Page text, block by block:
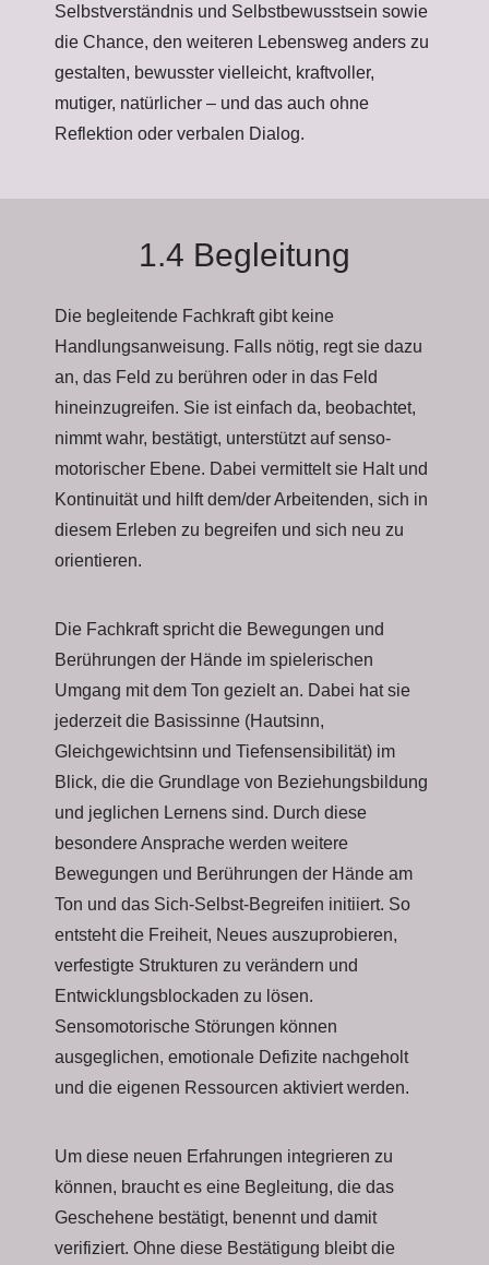
Selbstverständnis und Selbstbewusstsein sowie
die Chance, den weiteren Lebensweg anders zu
gestalten, bewusster vielleicht, kraftvoller,
mutiger, natürlicher – und das auch ohne
Reflektion oder verbalen Dialog.
1.4 Begleitung
Die begleitende Fachkraft gibt keine
Handlungsanweisung. Falls nötig, regt sie dazu
an, das Feld zu berühren oder in das Feld
hineinzugreifen. Sie ist einfach da, beobachtet,
nimmt wahr, bestätigt, unterstützt auf senso-
motorischer Ebene. Dabei vermittelt sie Halt und
Kontinuität und hilft dem/der Arbeitenden, sich in
diesem Erleben zu begreifen und sich neu zu
orientieren.
Die Fachkraft spricht die Bewegungen und
Berührungen der Hände im spielerischen
Umgang mit dem Ton gezielt an. Dabei hat sie
jederzeit die Basissinne (Hautsinn,
Gleichgewichtsinn und Tiefensensibilität) im
Blick, die die Grundlage von Beziehungsbildung
und jeglichen Lernens sind. Durch diese
besondere Ansprache werden weitere
Bewegungen und Berührungen der Hände am
Ton und das Sich-Selbst-Begreifen initiiert. So
entsteht die Freiheit, Neues auszuprobieren,
verfestigte Strukturen zu verändern und
Entwicklungsblockaden zu lösen.
Sensomotorische Störungen können
ausgeglichen, emotionale Defizite nachgeholt
und die eigenen Ressourcen aktiviert werden.
Um diese neuen Erfahrungen integrieren zu
können, braucht es eine Begleitung, die das
Geschehene bestätigt, benennt und damit
verifiziert. Ohne diese Bestätigung bleibt die